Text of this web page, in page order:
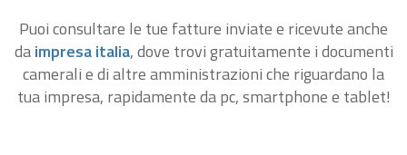
Puoi consultare le tue fatture inviate e ricevute anche
daimpresa italia, dove trovi gratuitamente i documenti
camerali e di altre amministrazioni che riguardano la
tua impresa, rapidamente da pc, smartphone e tablet!